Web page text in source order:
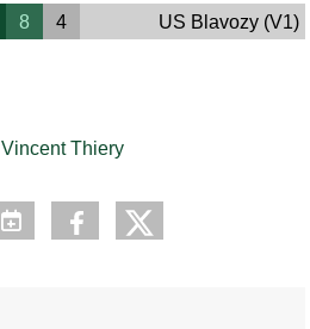
8 4 US Blavozy (V1)
Vincent Thiery